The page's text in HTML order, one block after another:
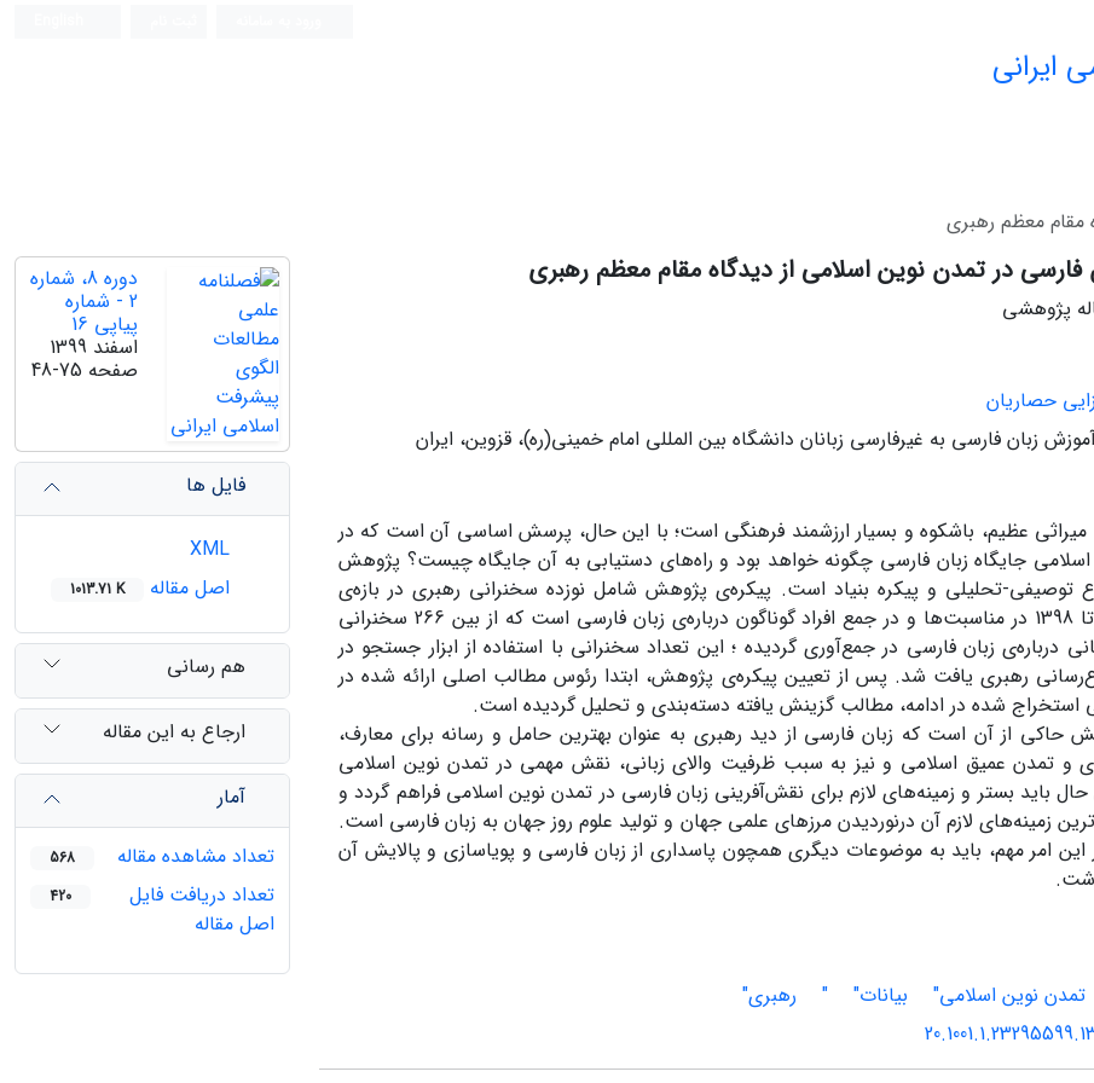
ایرانی
مقام معظم رهبری
فارسی در تمدن نوین اسلامی از دیدگاه مقام معظم رهبری
پژوهشی
حصاریان
زبان فارسی به غیرفارسی زبانان دانشگاه بین المللی امام خمینی(ره)، قزوین، ایران
میراثی‌ عظیم‌، باشکوه‌ و بسیار ارزشمند فرهنگی‌ است؛ با این حال، پرسش اساسی آن است که در
جایگاه زبان فارسی چگونه خواهد بود و راه‌های دستیابی به آن جایگاه چیست؟ پژوهش
توصیفی-تحلیلی و پیکره بنیاد است. پیکره‌ی پژوهش شامل نوزده سخنرانی رهبری در بازه‌ی
زمانی1370 تا 1398 در مناسبت‌ها و در جمع افراد گوناگون درباره‌ی زبان فارسی است که از بین 266 سخنرانی
درباره‌ی زبان فارسی در جمع‌آوری گردیده ؛ این تعداد سخنرانی با استفاده از ابزار جستجو در
رهبری یافت شد. پس از تعیین پیکره‌ی پژوهش، ابتدا رئوس مطالب اصلی ارائه شده در
استخراج شده در ادامه، مطالب گزینش یافته دسته‌بندی و تحلیل گردیده است.
حاکی از آن است که زبان فارسى از دید رهبری به عنوان بهترین حامل و رسانه براى معارف،
و تمدن عمیق اسلامى و نیز به سبب ظرفیت والای زبانی، نقش مهمی در تمدن نوین اسلامی
حال باید بستر و زمینه‌های لازم برای نقش‌آفرینی زبان فارسی در تمدن نوین اسلامی فراهم گردد و
زمینه‌های لازم آن درنوردیدن مرزهای علمی جهان و تولید علوم روز جهان به زبان فارسی است.
این امر مهم، باید به موضوعات دیگری همچون پاسداری‌ از زبان‌ فارسی‌ و پویاسازی و پالایش آن
تمدن نوین اسلامی" بیانات" "
رهبری"
دوره 8، شماره
2 - شماره
پیاپی 16
اسفند 1399
صفحه 48-75
فایل ها
اصل مقاله
1013.71 K
هم رسانی
ارجاع به این مقاله
آمار
تعداد مشاهده مقاله
568
تعداد دریافت فایل
اصل مقاله
420